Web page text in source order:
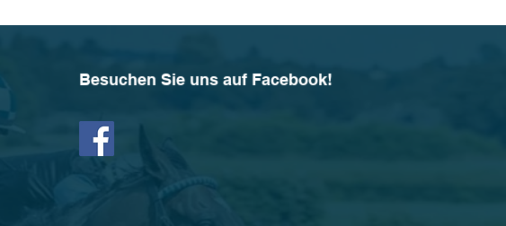
Besuchen Sie uns auf Facebook!